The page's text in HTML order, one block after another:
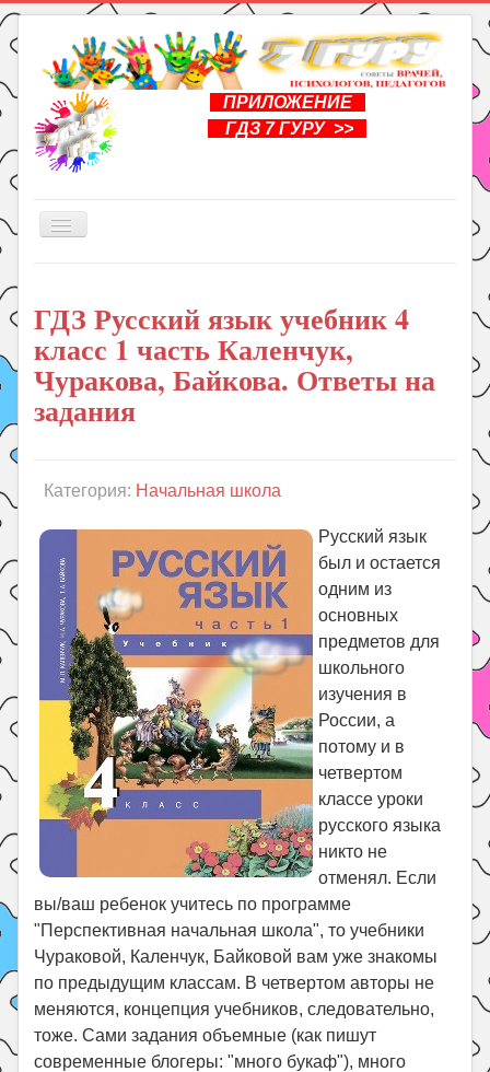
ПРИЛОЖЕНИЕ
ГДЗ 7 ГУРУ >>
Включить/
Книги
Рукоделие
Подготовка к школе
Уроки
Праздники
Летом!
Поиск
ГДЗ Русский язык учебник 4
класс 1 часть Каленчук,
Чуракова, Байкова. Ответы на
задания
Категория: Начальная школа
Русский язык
был и остается
одним из
основных
предметов для
школьного
изучения в
России, а
потому и в
четвертом
классе уроки
русского языка
никто не
отменял. Если
вы/ваш ребенок учитесь по программе
"Перспективная начальная школа", то учебники
Чураковой, Каленчук, Байковой вам уже знакомы
по предыдущим классам. В четвертом авторы не
меняются, концепция учебников, следовательно,
тоже. Сами задания объемные (как пишут
современные блогеры: "много букаф"), много